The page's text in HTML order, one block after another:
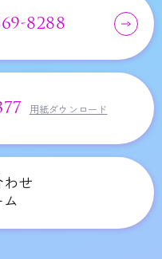
8288
用紙ダウンロード
せ